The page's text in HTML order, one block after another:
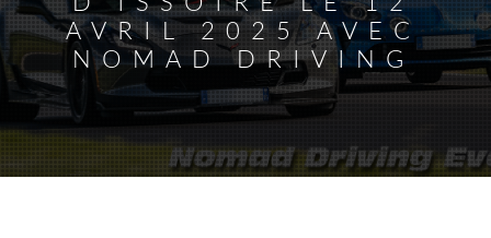
AVRIL 2025 AVEC
NOMAD DRIVING